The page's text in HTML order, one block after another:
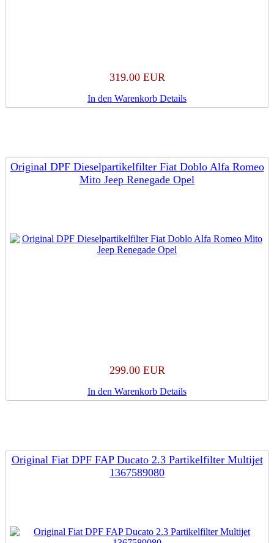
319.00 EUR
In den Warenkorb Details
Original DPF Dieselpartikelfilter Fiat Doblo Alfa Romeo
Mito Jeep Renegade Opel
299.00 EUR
In den Warenkorb Details
Original Fiat DPF FAP Ducato 2.3 Partikelfilter Multijet
1367589080